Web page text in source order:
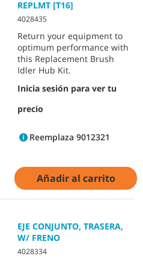
REPLMT [T16]
4028435
Return your equipment to
optimum performance with
this Replacement Brush
Idler Hub Kit.
Inicia sesión para ver tu
precio
Reemplaza 9012321
Añadir al carrito
EJE CONJUNTO, TRASERA,
W/ FRENO
4028334